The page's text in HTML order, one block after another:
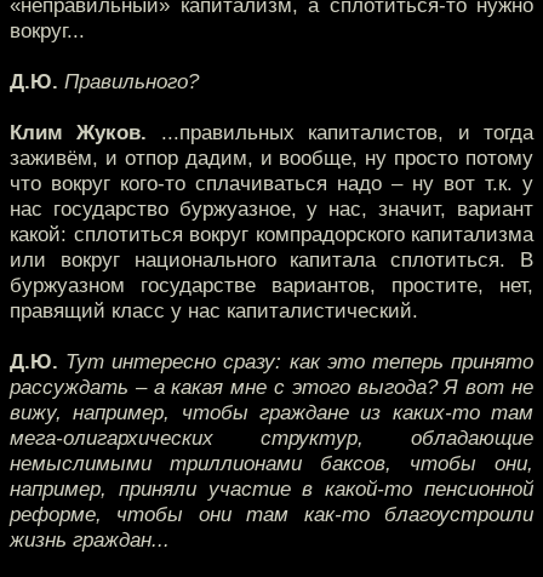
«неправильный» капитализм, а сплотиться-то нужно
вокруг...
Д.Ю. Правильного?
Клим Жуков. ...правильных капиталистов, и тогда
заживём, и отпор дадим, и вообще, ну просто потому
что вокруг кого-то сплачиваться надо – ну вот т.к. у
нас государство буржуазное, у нас, значит, вариант
какой: сплотиться вокруг компрадорского капитализма
или вокруг национального капитала сплотиться. В
буржуазном государстве вариантов, простите, нет,
правящий класс у нас капиталистический.
Д.Ю. Тут интересно сразу: как это теперь принято
рассуждать – а какая мне с этого выгода? Я вот не
вижу, например, чтобы граждане из каких-то там
мега-олигархических структур, обладающие
немыслимыми триллионами баксов, чтобы они,
например, приняли участие в какой-то пенсионной
реформе, чтобы они там как-то благоустроили
жизнь граждан...